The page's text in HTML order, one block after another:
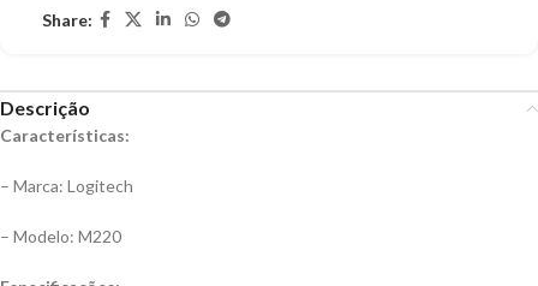
Share:
Descrição
Características:
– Marca: Logitech
– Modelo: M220